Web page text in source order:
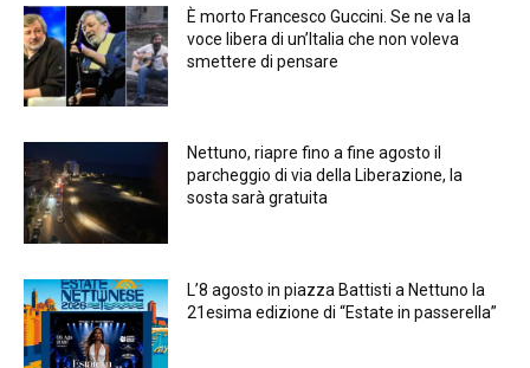
È morto Francesco Guccini. Se ne va la
voce libera di un’Italia che non voleva
smettere di pensare
Nettuno, riapre fino a fine agosto il
parcheggio di via della Liberazione, la
sosta sarà gratuita
L’8 agosto in piazza Battisti a Nettuno la
21esima edizione di “Estate in passerella”